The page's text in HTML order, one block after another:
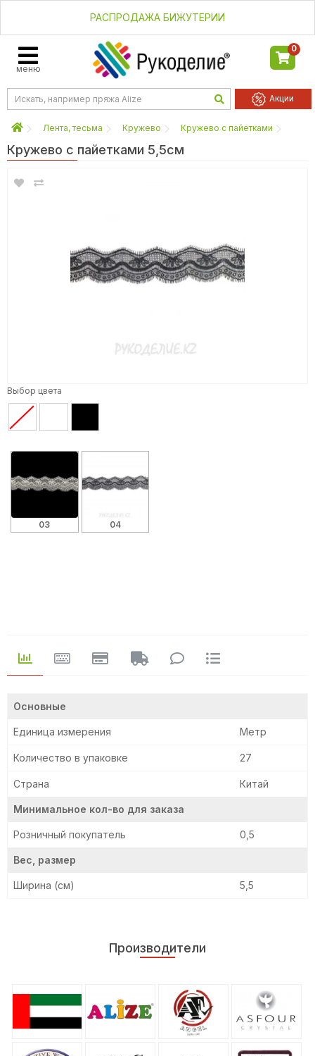
РАСПРОДАЖА БИЖУТЕРИИ
меню
0
Акции
Лента, тесьма Кружево Кружево с пайетками
Кружево с пайетками 5,5см
Основные
Единица измерения Метр
Количество в упаковке 27
Страна Китай
Минимальное кол-во для заказа
Розничный покупатель 0,5
Вес, размер
Ширина (см) 5,5
Выбор цвета
03 04
Производители